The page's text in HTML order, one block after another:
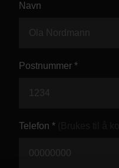
Kontor og
Digital
Styling og
Navn
Postnummer *
Telefon *